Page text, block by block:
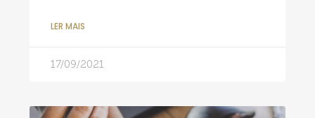
LER MAIS
17/09/2021